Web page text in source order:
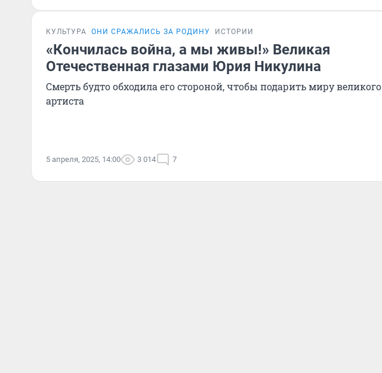
КУЛЬТУРА ОНИ СРАЖАЛИСЬ ЗА РОДИНУ ИСТОРИИ
«Кончилась война, а мы живы!» Великая
Отечественная глазами Юрия Никулина
Смерть будто обходила его стороной, чтобы подарить миру великого
артиста
5 апреля, 2025, 14:00 3 014 7